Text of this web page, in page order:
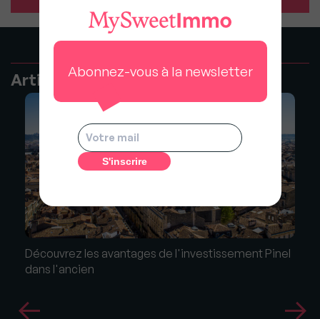
Articles recommandés
Découvrez les avantages de l'investissement Pinel
dans l'ancien
Abonnez-vous à la newsletter